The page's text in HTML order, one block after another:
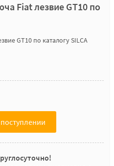
Fiat лезвие GT10 по
GT10 по каталогу SILCA